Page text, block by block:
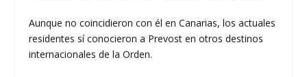
Aunque no coincidieron con él en Canarias, los actuales
residentes sí conocieron a Prevost en otros destinos
internacionales de la Orden.